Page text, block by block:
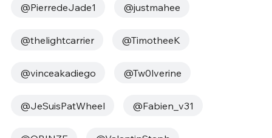
@PierredeJade1 @justmahee
@thelightcarrier @TimotheeK
@vinceakadiego @Tw0lverine
@JeSuisPatWheel @Fabien_v31